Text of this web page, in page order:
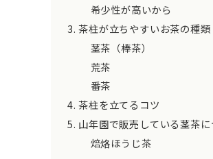
希少性が高いから
茶柱が立ちやすいお茶の種類
茎茶（棒茶）
荒茶
番茶
茶柱を立てるコツ
山年園で販売している茎茶に
焙烙ほうじ茶